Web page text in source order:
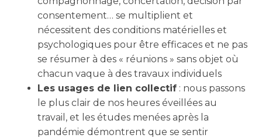
consentement… se multiplient et
nécessitent des conditions matérielles et
psychologiques pour être efficaces et ne pas
se résumer à des « réunions » sans objet où
chacun vaque à des travaux individuels
Les usages de lien collectif : nous passons
le plus clair de nos heures éveillées au
travail, et les études menées après la
pandémie démontrent que se sentir